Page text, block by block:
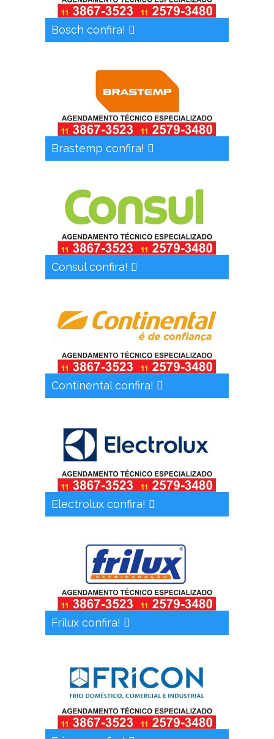
Bosch confira!
Brastemp confira!
Consul confira!
Continental confira!
Electrolux confira!
Frilux confira!